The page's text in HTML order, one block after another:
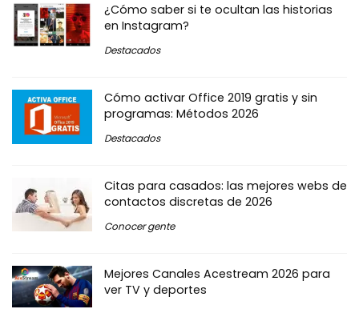
¿Cómo saber si te ocultan las historias
en Instagram?
Destacados
Cómo activar Office 2019 gratis y sin
programas: Métodos 2026
Destacados
Citas para casados: las mejores webs de
contactos discretas de 2026
Conocer gente
Mejores Canales Acestream 2026 para
ver TV y deportes